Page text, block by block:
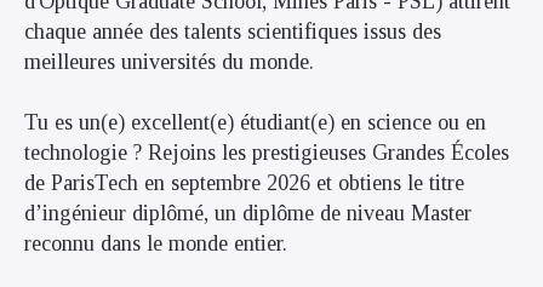
chaque année des talents scientifiques issus des
meilleures universités du monde.
Tu es un(e) excellent(e) étudiant(e) en science ou en
technologie ? Rejoins les prestigieuses Grandes Écoles
de ParisTech en septembre 2026 et obtiens le titre
d’ingénieur diplômé, un diplôme de niveau Master
reconnu dans le monde entier.